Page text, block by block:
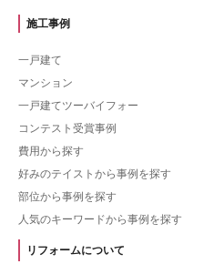
施工事例
一戸建て
マンション
一戸建てツーバイフォー
コンテスト受賞事例
費用から探す
好みのテイストから事例を探す
部位から事例を探す
人気のキーワードから事例を探す
リフォームについて